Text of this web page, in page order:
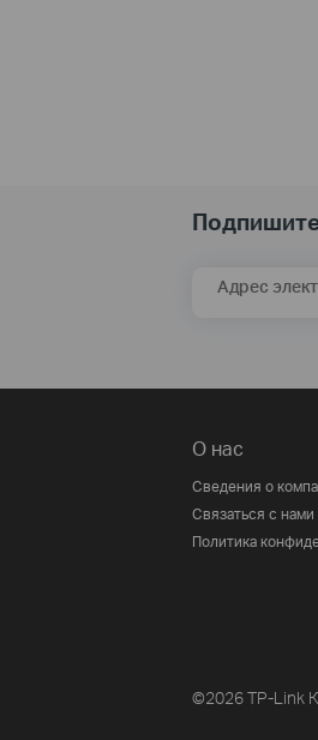
Адрес
О нас
Сведения о
Связаться с нами
Политика
©2026 TP-Link